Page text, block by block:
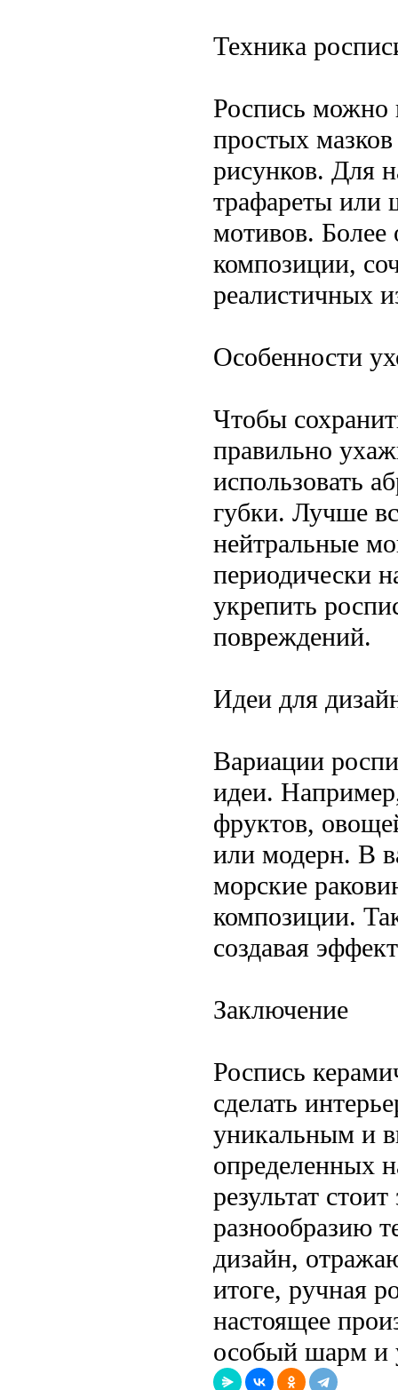
Техника
Роспись можно
простых
рисунков. Для
трафареты или
мотивов. Более
композиции,
реалистичных
Особенности
Чтобы
правильно
использовать
губки. Лучше
нейтральные
периодически
укрепить
повреждений.
Идеи для
Вариации
идеи.
фруктов,
или модерн. В
морские
композиции.
создавая
Заключение
Роспись
сделать
уникальным и
определенных
результат
разнообразию
дизайн,
итоге, ручная
настоящее
особый шарм и